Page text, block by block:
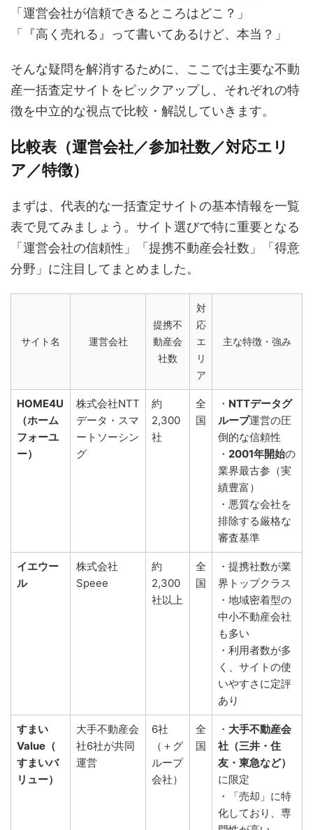
「運営会社が信頼できるところはどこ？」
「『高く売れる』って書いてあるけど、本当？」
そんな疑問を解消するために、ここでは主要な不動
産一括査定サイトをピックアップし、それぞれの特
徴を中立的な視点で比較・解説していきます。
比較表（運営会社／参加社数／対応エリ
ア／特徴）
まずは、代表的な一括査定サイトの基本情報を一覧
表で見てみましょう。サイト選びで特に重要となる
「運営会社の信頼性」「提携不動産会社数」「得意
分野」に注目してまとめました。
サイト名 運営会社
提携不
動産会
社数
対
応
エ
リ
ア
主な特徴・強み
HOME4U
（ホーム
フォーユ
ー）
株式会社NTT
データ・スマ
ートソーシン
グ
約
2,300
社
全
国
・ NTTデータグ
ループ運営の圧
倒的な信頼性
・ 2001年開始の
業界最古参（実
績豊富）
・悪質な会社を
排除する厳格な
審査基準
イエウー
ル
株式会社
Speee
約
2,300
社以上
全
国
・提携社数が業
界トップクラス
・地域密着型の
中小不動産会社
も多い
・利用者数が多
く、サイトの使
いやすさに定評
あり
すまい
Value（
すまいバ
リュー）
大手不動産会
社6社が共同
運営
6社
（＋グ
ループ
会社）
全
国
・ 大手不動産会
社（三井・住
友・東急など）
に限定
・「売却」に特
化しており、専